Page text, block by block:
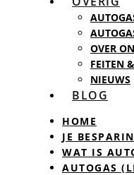
OVER
FEITEN
NIEUWS
BLOG
HOME
JE
WAT IS
AUTOGAS